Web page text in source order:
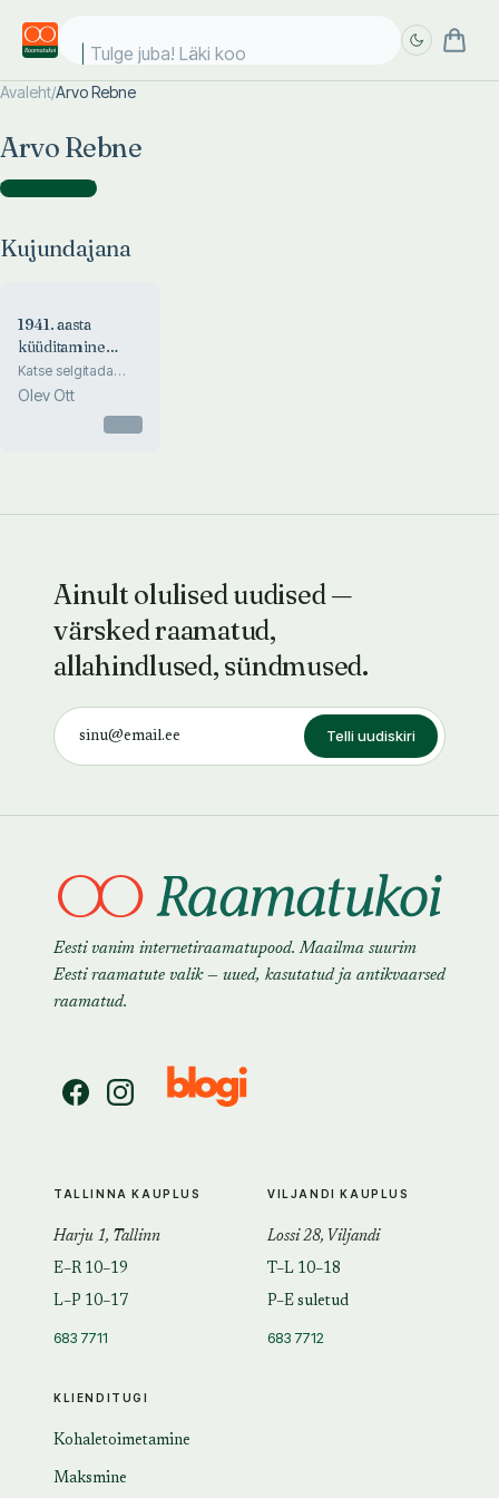
Tulge juba! Läki kool
Avaleht/Arvo Rebne
Arvo Rebne
Kujundajana )
Kujundajana
1941. aasta
küüditamine
Eestis
Katse selgitada
lünka Rootsi ja Norra
gümnaasiumiõpikutes
Olev Ott
Ainult olulised uudised —
värsked raamatud,
allahindlused, sündmused.
Telli uudiskiri
Eesti vanim internetiraamatupood. Maailma suurim
Eesti raamatute valik — uued, kasutatud ja antikvaarsed
raamatud.
KLIENDITUGI
Kohaletoimetamine
Maksmine
TALLINNA KAUPLUS
Harju 1, Tallinn
E–R 10–19
L–P 10–17
683 7711
VILJANDI KAUPLUS
Lossi 28, Viljandi
T–L 10–18
P–E suletud
683 7712